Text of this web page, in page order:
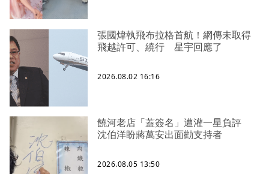
張國煒執飛布拉格首航！網傳未取得
飛越許可、繞行 星宇回應了
2026.08.02 16:16
饒河老店「蓋簽名」遭灌一星負評
沈伯洋盼蔣萬安出面勸支持者
2026.08.05 13:50